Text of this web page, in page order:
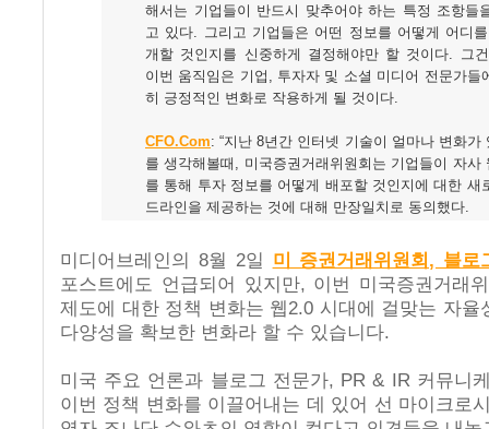
해서는 기업들이 반드시 맞추어야 하는 특정 조항들
고 있다. 그리고 기업들은 어떤 정보를 어떻게 어디
개할 것인지를 신중하게 결정해야만 할 것이다. 그
이번 움직임은 기업, 투자자 및 소셜 미디어 전문가들
히 긍정적인 변화로 작용하게 될 것이다.
CFO.Com: “지난 8년간 인터넷 기술이 얼마나 변화가
를 생각해볼때, 미국증권거래위원회는 기업들이 자사
를 통해 투자 정보를 어떻게 배포할 것인지에 대한 새
드라인을 제공하는 것에 대해 만장일치로 동의했다.
미디어브레인의 8월 2일 미 증권거래위원회, 블로
포스트에도 언급되어 있지만, 이번 미국증권거래
제도에 대한 정책 변화는 웹2.0 시대에 걸맞는 자율
다양성을 확보한 변화라 할 수 있습니다.
미국 주요 언론과 블로그 전문가, PR & IR 커뮤니
이번 정책 변화를 이끌어내는 데 있어 선 마이크로